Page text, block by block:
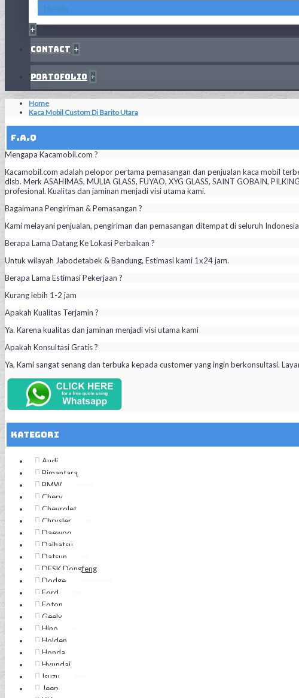
Honda
+
Contact +
Portofolio +
Home
Kaca Mobil Custom Di Barito Utara
F.A.Q
Mengapa Kacamobil.com ?
Kacamobil.com adalah pelopor pertama pemasangan dan penjualan kaca mobil
dlsb. Merk ASAHIMAS, MULIA GLASS, FUYAO, XYG GLASS, SAINT GOBAIN,
profesional. Kualitas dan jaminan menjadi visi utama kami.
Bagaimana Pengiriman & Pemasangan ?
Kami melayani penjualan, pengiriman dan pemasangan ditempat di seluruh
Berapa Lama Datang Ke Lokasi Perbaikan ?
Untuk wilayah Jabodetabek & Bandung, Estimasi kami 1x24 jam.
Berapa Lama Estimasi Pekerjaan ?
Kurang lebih 1-2 jam
Apakah Kualitas Terjamin ?
Ya. Karena kualitas dan jaminan menjadi visi utama kami
Apakah Konsultasi Gratis ?
Ya, Kami sangat senang dan terbuka kepada customer yang ingin berkonsultasi.
Kategori
Audi
Bimantara
BMW
Chery
Chevrolet
Chrysler
Daewoo
Daihatsu
Datsun
DFSK Dongfeng
Dodge
Ford
Foton
Geely
Hino
Holden
Honda
Hyundai
Isuzu
Jeep